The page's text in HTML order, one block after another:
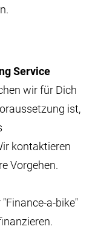
Service
wir für Dich
ist,
kontaktieren
Vorgehen.
a-bike"